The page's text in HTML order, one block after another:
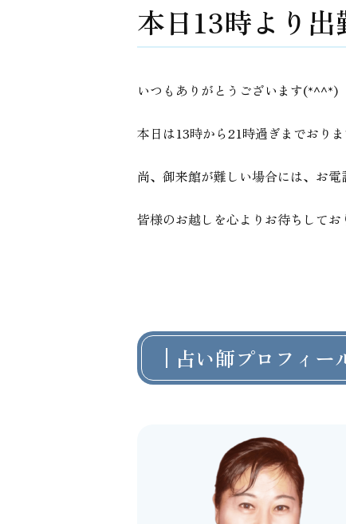
本日13時より
いつもありがとうございます(*^^*)
本日は13時から21時過ぎまでおりま
尚、御来館が難しい場合には、お電
皆様のお越しを心よりお待ちして
占い師プロフィー